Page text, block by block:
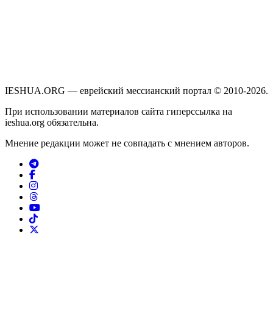
IESHUA.ORG — еврейский мессианский портал © 2010-2026.
При использовании материалов сайта гиперссылка на
ieshua.org обязательна.
Мнение редакции может не совпадать с мнением авторов.